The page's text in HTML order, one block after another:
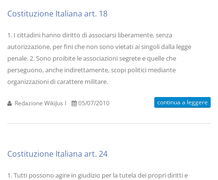
Costituzione Italiana art. 18
1. I cittadini hanno diritto di associarsi liberamente, senza
autorizzazione, per fini che non sono vietati ai singoli dalla legge
penale. 2. Sono proibite le associazioni segrete e quelle che
perseguono, anche indirettamente, scopi politici mediante
organizzazioni di carattere militare.
Redazione WikiJus I 05/07/2010 continua a leggere
Costituzione Italiana art. 24
1. Tutti possono agire in giudizio per la tutela dei propri diritti e